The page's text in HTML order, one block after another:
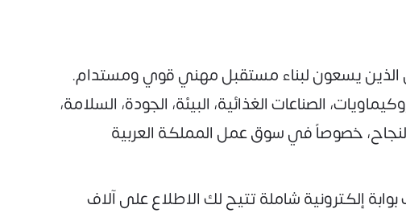
الذين يسعون لبناء مستقبل مهني قوي ومستدام.
الصناعات الغذائية، البيئة، الجودة، السلامة،
خصوصاً في سوق عمل المملكة العربية
إلكترونية شاملة تتيح لك الاطلاع على آلاف